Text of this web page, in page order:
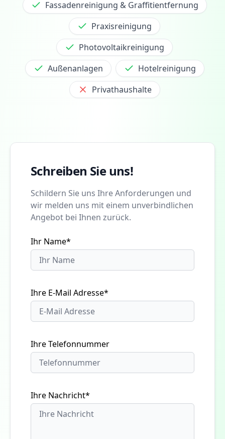
Fassadenreinigung & Graffitientfernung
Praxisreinigung
Photovoltaikreinigung
Außenanlagen
Hotelreinigung
Privathaushalte
Schreiben Sie uns!
Schildern Sie uns Ihre Anforderungen und
wir melden uns mit einem unverbindlichen
Angebot bei Ihnen zurück.
Ihr Name*
Ihre E-Mail Adresse*
Ihre Telefonnummer
Ihre Nachricht*